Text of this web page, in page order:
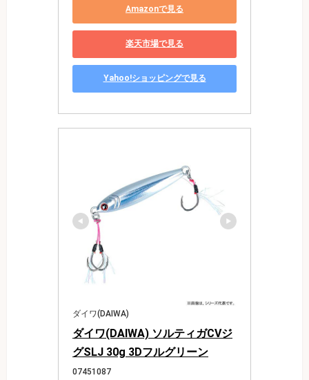
Amazonで見る
楽天市場で見る
Yahoo!ショッピングで見る
ダイワ(DAIWA)
ダイワ(DAIWA) ソルティガCVジ
グSLJ 30g 3Dフルグリーン
07451087